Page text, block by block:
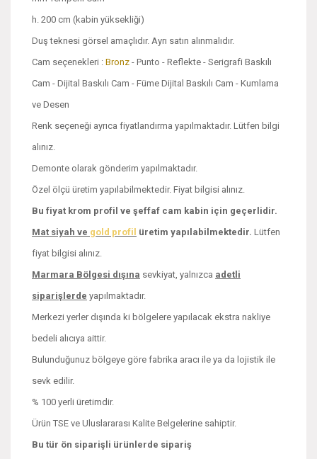
h. 200 cm (kabin yüksekliği)
Duş teknesi görsel amaçlıdır. Ayrı satın alınmalıdır.
Cam seçenekleri : Bronz - Punto - Reflekte - Serigrafi Baskılı
Cam - Dijital Baskılı Cam - Füme Dijital Baskılı Cam - Kumlama
ve Desen
Renk seçeneği ayrıca fiyatlandırma yapılmaktadır. Lütfen bilgi
alınız.
Demonte olarak gönderim yapılmaktadır.
Özel ölçü üretim yapılabilmektedir. Fiyat bilgisi alınız.
Bu fiyat krom profil ve şeffaf cam kabin için geçerlidir.
Mat siyah ve gold profil üretim yapılabilmektedir. Lütfen
fiyat bilgisi alınız.
Marmara Bölgesi dışına sevkiyat, yalnızca adetli
siparişlerde yapılmaktadır.
Merkezi yerler dışında ki bölgelere yapılacak ekstra nakliye
bedeli alıcıya aittir.
Bulunduğunuz bölgeye göre fabrika aracı ile ya da lojistik ile
sevk edilir.
% 100 yerli üretimdir.
Ürün TSE ve Uluslararası Kalite Belgelerine sahiptir.
Bu tür ön siparişli ürünlerde sipariş